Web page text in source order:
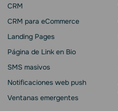
CRM
CRM para eCommerce
Landing Pages
Página de Link en Bio
SMS masivos
Notificaciones web push
Ventanas emergentes